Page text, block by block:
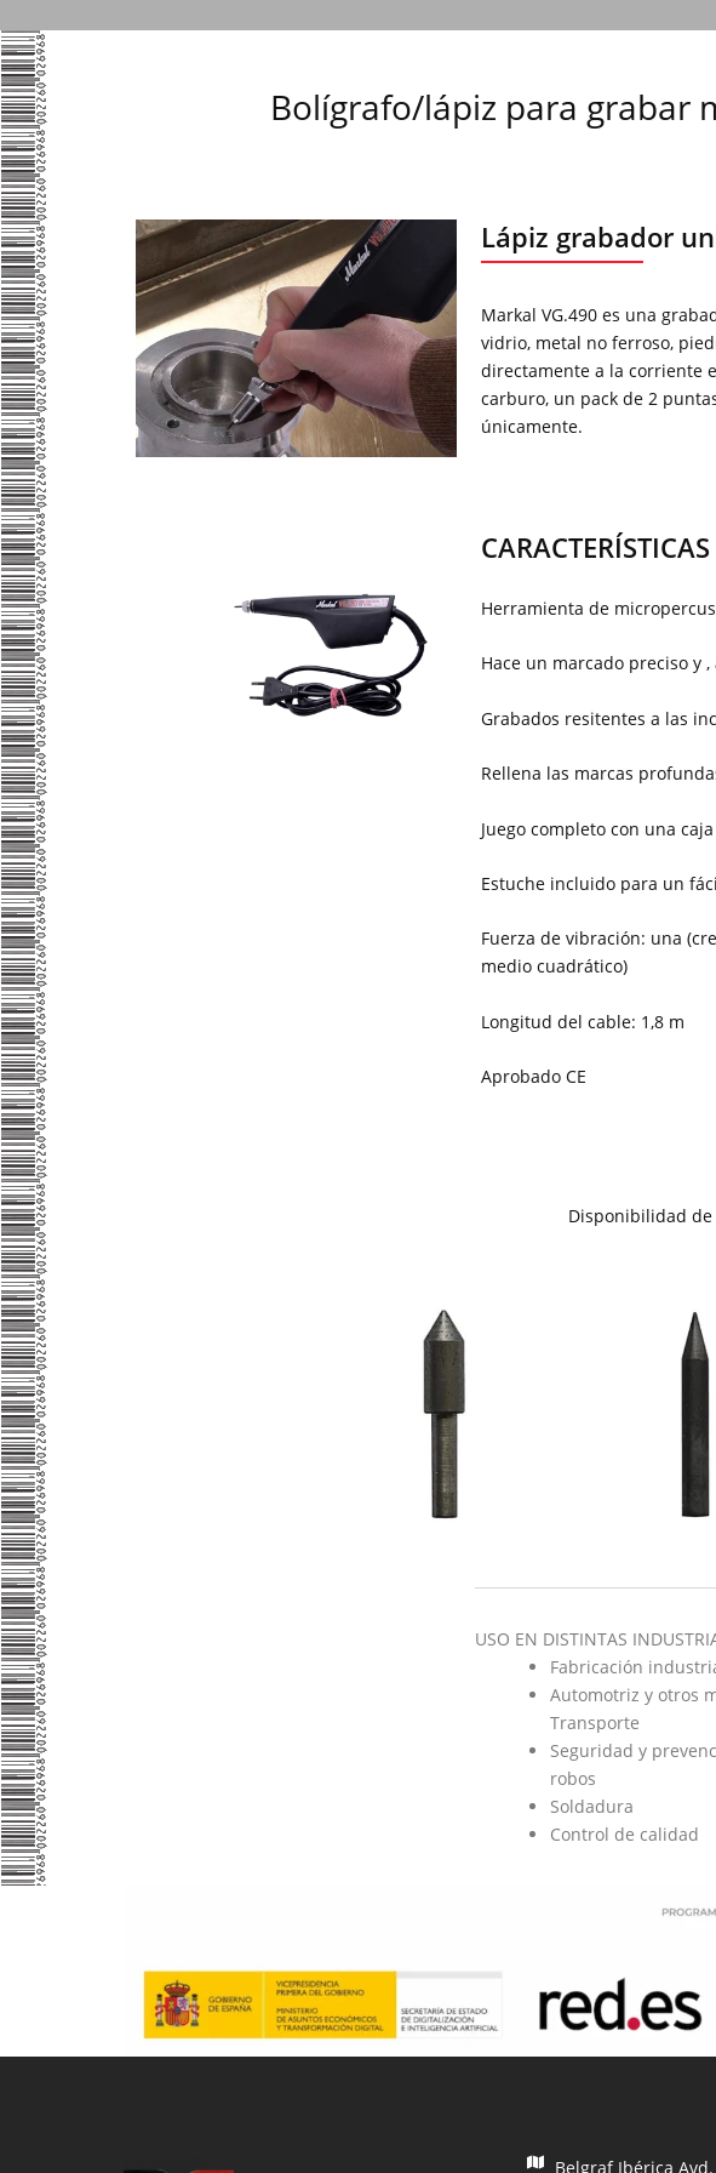
Bolígrafo/lápiz para grabar
Lápiz grabador
Markal VG.490 es una
vidrio, metal no ferroso,
directamente a la corriente
carburo, un pack de 2
únicamente.
Herramienta de
Hace un marcado preciso y
Grabados resitentes a las
Rellena las marcas
Juego completo con una
Estuche incluido para un
Fuerza de vibración: una
medio cuadrático)
Longitud del cable: 1,8 m
Aprobado CE
Disponibilidad
USO EN DISTINTAS
Fabricación
Automotriz y otros
Transporte
Seguridad y
robos
Soldadura
Control de calidad
Belgraf Ibérica